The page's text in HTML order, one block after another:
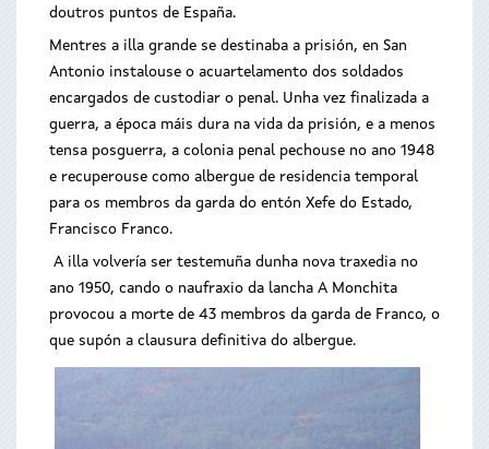
doutros puntos de España.
Mentres a illa grande se destinaba a prisión, en San
Antonio instalouse o acuartelamento dos soldados
encargados de custodiar o penal. Unha vez finalizada a
guerra, a época máis dura na vida da prisión, e a menos
tensa posguerra, a colonia penal pechouse no ano 1948
e recuperouse como albergue de residencia temporal
para os membros da garda do entón Xefe do Estado,
Francisco Franco.
A illa volvería ser testemuña dunha nova traxedia no
ano 1950, cando o naufraxio da lancha A Monchita
provocou a morte de 43 membros da garda de Franco, o
que supón a clausura definitiva do albergue.